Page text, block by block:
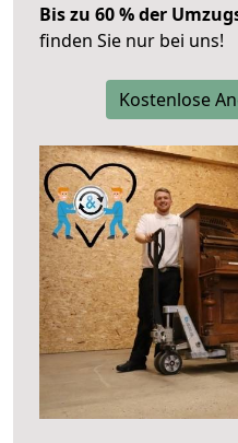
Bis zu 60 % der
finden Sie nur bei uns!
Kostenlose